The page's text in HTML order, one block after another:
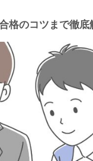
格のコツまで徹底